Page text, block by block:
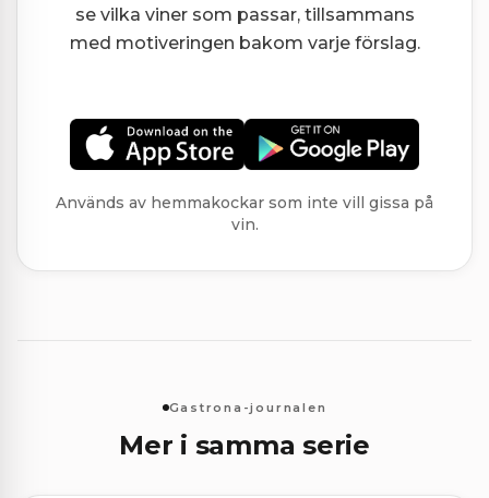
se vilka viner som passar, tillsammans
med motiveringen bakom varje förslag.
Används av hemmakockar som inte vill gissa på
vin.
Gastrona-journalen
Mer i samma serie